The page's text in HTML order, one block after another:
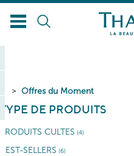
Offres du Moment
TYPE DE PRODUITS
PRODUITS CULTES (4)
BEST-SELLERS (6)